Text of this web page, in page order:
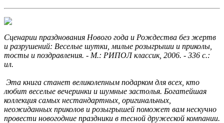
Сценарии празднования Нового года и Рождества без жертв
и разрушений: Веселые шутки, милые розыгрыши и приколы,
тосты и поздравления. - М.: РИПОЛ классик, 2006. - 336 с.:
ил.
Эта книга станет великолепным подарком для всех, кто
любит веселые вечеринки и шумные застолья. Богатейшая
коллекция самых нестандартных, оригинальных,
неожиданных приколов и розыгрышей поможет вам нескучно
провести новогодние праздники в тесной дружеской компании.